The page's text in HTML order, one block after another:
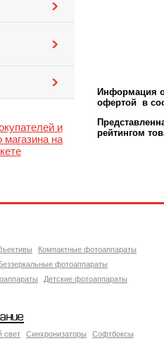
Информация о
офертой в
рейтингом
Компактные фотоаппараты
фотоаппараты
Детские фотоаппараты
свет Синхронизаторы
Софтбоксы